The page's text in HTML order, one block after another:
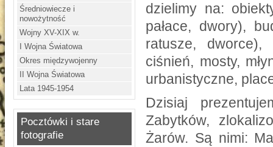
Średniowiecze i
nowożytność
Wojny XV-XIX w.
I Wojna Światowa
Okres międzywojenny
II Wojna Światowa
Lata 1945-1954
Pocztówki i stare
fotografie
dzielimy na:
pałace, dwory),
ratusze,
ciśnień, mosty,
urbanistyczne,
Dzisiaj
Zabytków,
Żarów. Są nimi: